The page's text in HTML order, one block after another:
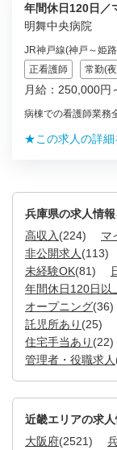
年間休日120日／
明舞中央病院
JR神戸線(神戸～姫
正看護師
常勤(
月給：250,000円
病棟での看護師業務
★この求人の詳細
兵庫県の求人情
高収入 (224) マ
非公開求人 (113)
未経験OK(81)
年間休日120日以
オープニング(36)
託児所あり (25)
住宅手当あり (22)
管理者・役職求人
近畿エリアの求
大阪府(2521)